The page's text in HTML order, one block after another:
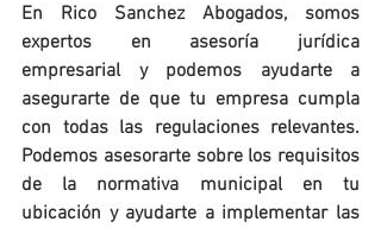
En Rico Sanchez Abogados, somos
expertos en asesoría jurídica
empresarial y podemos ayudarte a
asegurarte de que tu empresa cumpla
con todas las regulaciones relevantes.
Podemos asesorarte sobre los requisitos
de la normativa municipal en tu
ubicación y ayudarte a implementar las